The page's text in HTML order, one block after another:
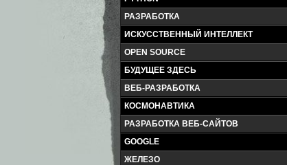
РАЗРАБОТКА
ИСКУССТВЕННЫЙ ИНТЕЛЛЕКТ
OPEN SOURCE
БУДУЩЕЕ ЗДЕСЬ
ВЕБ-РАЗРАБОТКА
КОСМОНАВТИКА
РАЗРАБОТКА ВЕБ-САЙТОВ
GOOGLE
ЖЕЛЕЗО